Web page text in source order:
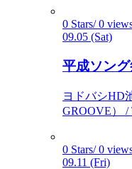
0 Stars/ 0
09.05 (Sat)
平成ソング
ヨドバシHD
GROOVE） /
0 Stars/ 0
09.11 (Fri)